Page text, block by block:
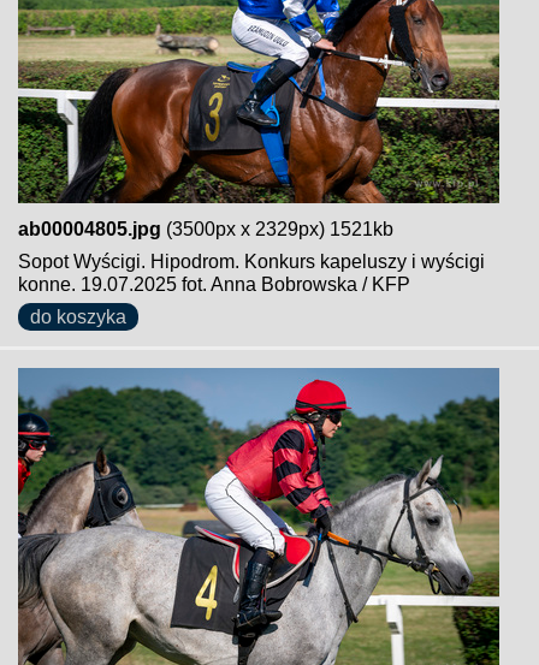
ab00004805.jpg (3500px x 2329px) 1521kb
Sopot Wyścigi. Hipodrom. Konkurs kapeluszy i wyścigi
konne. 19.07.2025 fot. Anna Bobrowska / KFP
do koszyka